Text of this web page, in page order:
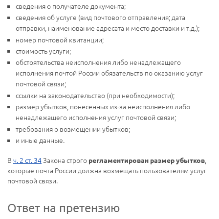
сведения о получателе документа;
сведения об услуге (вид почтового отправления; дата
отправки, наименование адресата и место доставки и т.д.);
номер почтовой квитанции;
стоимость услуги;
обстоятельства неисполнения либо ненадлежащего
исполнения почтой России обязательств по оказанию услуг
почтовой связи;
ссылки на законодательство (при необходимости);
размер убытков, понесенных из-за неисполнения либо
ненадлежащего исполнения услуг почтовой связи;
требования о возмещении убытков;
и иные данные.
В ч. 2 ст. 34Закона строго регламентирован размер убытков
которые почта России должна возмещать пользователям услуг
почтовой связи.
Ответ на претензию